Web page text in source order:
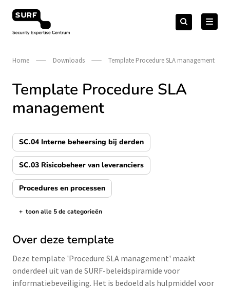
naar
Security Expertise Centrum – by SURF
Zoeken
naar:Zoeken
Home Downloads Template Procedure SLA management
Template Procedure SLA
management
SC.04 Interne beheersing bij derden
SC.03 Risicobeheer van leveranciers
Procedures en processen
de categorieën tonen/verbergen
+ toon alle 5 de categorieën
Over deze template
Deze template 'Procedure SLA management' maakt
onderdeel uit van de SURF-beleidspiramide voor
informatiebeveiliging. Het is bedoeld als hulpmiddel voor